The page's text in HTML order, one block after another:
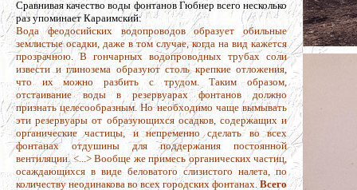
Сравнивая качество воды фонтанов Гюбнер всего несколько
раз упоминает Караимский:
Вода феодосийских водопроводов образует обильные
землистые осадки, даже в том случае, когда на вид кажется
прозрачною. В гончарных водопроводных трубах соли
извести и глинозема образуют столь крепкие отложения,
что их можно разбить с трудом. Таким образом,
отстаивание воды в резервуарах фонтанов должно
признать целесообразным. Но необходимо чаще вымывать
эти резервуары от образующихся осадков, содержащих и
органические частицы, и непременно сделать во всех
фонтанах отдушины для поддержания постоянной
вентиляции. <...> Вообще же примесь органических частиц,
осаждающихся в виде беловатого слизистого налета, по
количеству неодинакова во всех городских фонтанах.Всего